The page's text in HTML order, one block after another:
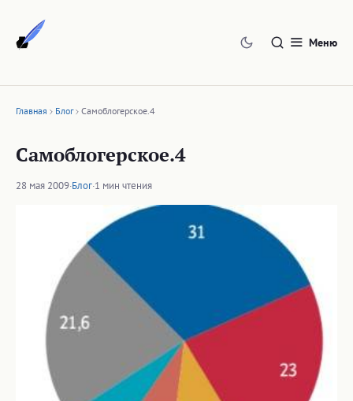
содержимому
Меню
Главная Блог Самоблогерское.4
Самоблогерское.4
28 мая 2009·Блог·1 мин чтения